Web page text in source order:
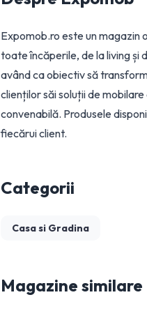
Expomob.ro este un magazin
toate încăperile, de la living și
având ca obiectiv să
clienților săi soluții de
convenabilă. Produsele
fiecărui client.
Categorii
Casa si Gradina
Magazine similare